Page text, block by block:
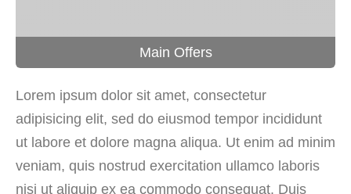
Main Offers
Lorem ipsum dolor sit amet, consectetur
adipisicing elit, sed do eiusmod tempor incididunt
ut labore et dolore magna aliqua. Ut enim ad minim
veniam, quis nostrud exercitation ullamco laboris
nisi ut aliquip ex ea commodo consequat. Duis